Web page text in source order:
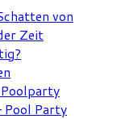
von
Zeit
Pool Party